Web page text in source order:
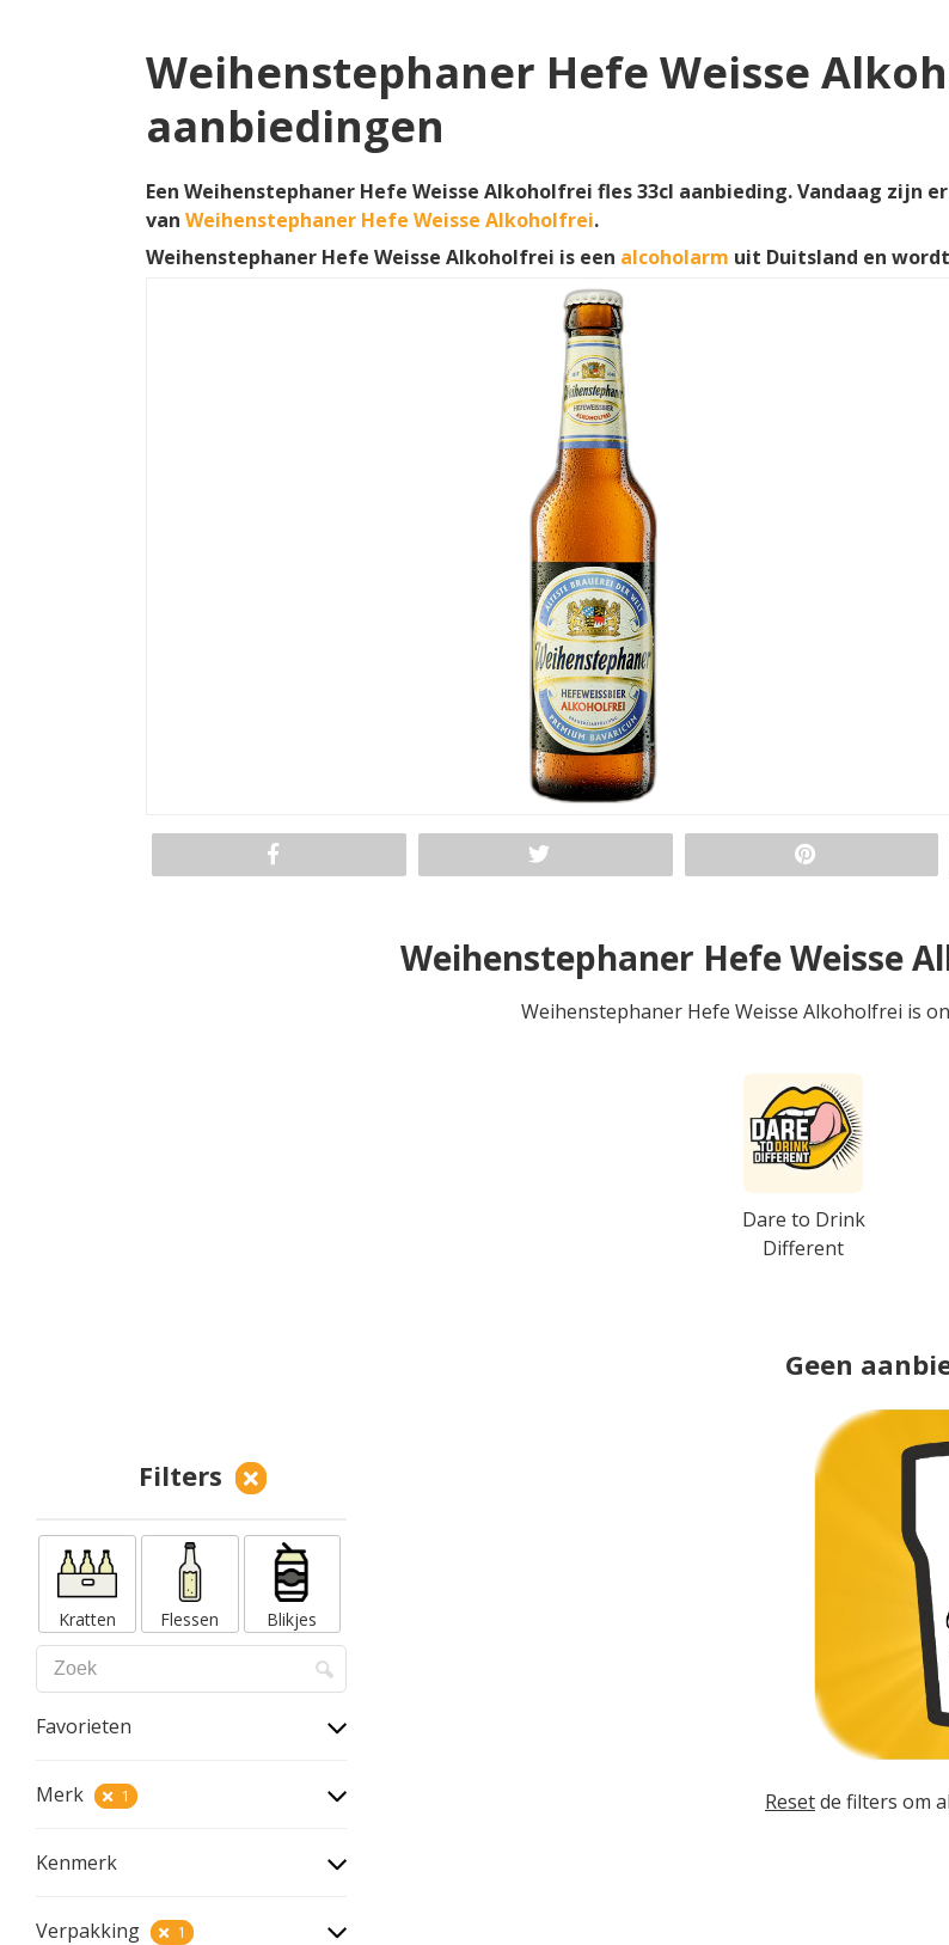
Weihenstephaner Hefe Weisse
aanbiedingen
Een Weihenstephaner Hefe Weisse Alkoholfrei fles 33cl aanbieding. Vandaag zijn
van Weihenstephaner Hefe Weisse Alkoholfrei.
Weihenstephaner Hefe Weisse Alkoholfrei is een alcoholarm uit Duitsland en
Weihenstephaner Hefe Weisse
Weihenstephaner Hefe Weisse Alkoholfrei is
Dare to Drink
Different
Filters
Kratten Flessen Blikjes
Favorieten
Merk 1
Kenmerk
Verpakking 1
Geen
Resetde filters om